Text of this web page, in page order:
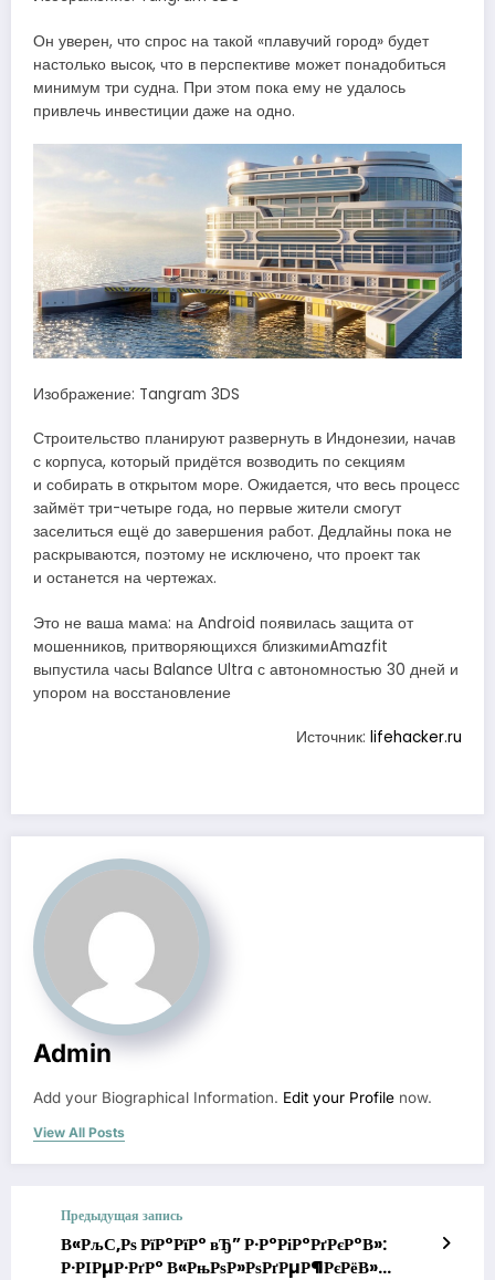
Он уверен, что спрос на такой «плавучий город» будет
настолько высок, что в перспективе может понадобиться
минимум три судна. При этом пока ему не удалось
привлечь инвестиции даже на одно.
Изображение: Tangram 3DS
Строительство планируют развернуть в Индонезии, начав
с корпуса, который придётся возводить по секциям
и собирать в открытом море. Ожидается, что весь процесс
займёт три-четыре года, но первые жители смогут
заселиться ещё до завершения работ. Дедлайны пока не
раскрываются, поэтому не исключено, что проект так
и останется на чертежах.
Это не ваша мама: на Android появилась защита от
мошенников, притворяющихся близкимиAmazfit
выпустила часы Balance Ultra с автономностью 30 дней и
упором на восстановление
Источник: lifehacker.ru
Admin
Add your Biographical Information. Edit your Profile now.
View All Posts
Предыдущая запись
В«РљС‚Рѕ РїР°РїР° вЂ” Р·Р°РіР°РґРєР°В»:
Р·РІРµР·РґР° В«РњРѕР»РѕРґРµР¶РєРёВ»